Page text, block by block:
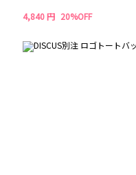
4,840 円 20%OFF